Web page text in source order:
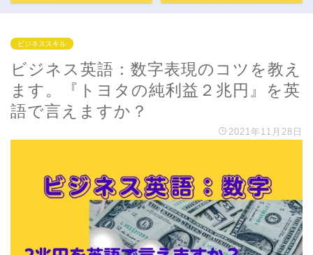
ビジネススキル
ビジネス英語：数字表現のコツを教え
ます。『トヨタの純利益２兆円』を英
語で言えますか？
2021年11月28日